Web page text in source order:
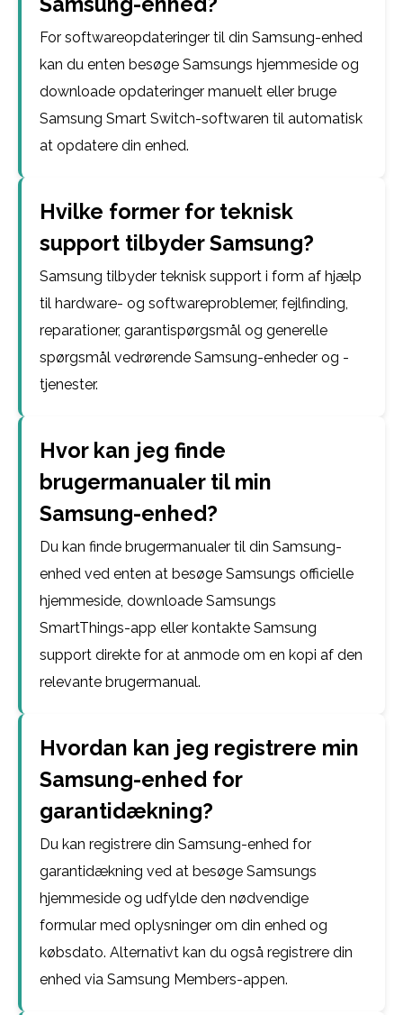
For softwareopdateringer til din Samsung-enhed
kan du enten besøge Samsungs hjemmeside og
downloade opdateringer manuelt eller bruge
Samsung Smart Switch-softwaren til automatisk
at opdatere din enhed.
Hvilke former for teknisk
support tilbyder Samsung?
Samsung tilbyder teknisk support i form af hjælp
til hardware- og softwareproblemer, fejlfinding,
reparationer, garantispørgsmål og generelle
spørgsmål vedrørende Samsung-enheder og -
tjenester.
Hvor kan jeg finde
brugermanualer til min
Samsung-enhed?
Du kan finde brugermanualer til din Samsung-
enhed ved enten at besøge Samsungs officielle
hjemmeside, downloade Samsungs
SmartThings-app eller kontakte Samsung
support direkte for at anmode om en kopi af den
relevante brugermanual.
Hvordan kan jeg registrere min
Samsung-enhed for
garantidækning?
Du kan registrere din Samsung-enhed for
garantidækning ved at besøge Samsungs
hjemmeside og udfylde den nødvendige
formular med oplysninger om din enhed og
købsdato. Alternativt kan du også registrere din
enhed via Samsung Members-appen.